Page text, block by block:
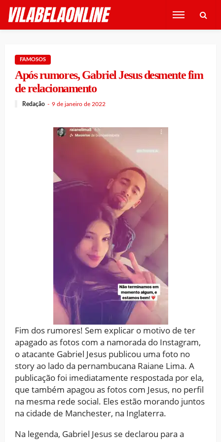
FAMOSOS
Após rumores, Gabriel Jesus desmente fim
de relacionamento
Redação 9 de janeiro de 2022
Fim dos rumores! Sem explicar o motivo de ter
apagado as fotos com a namorada do Instagram,
o atacante Gabriel Jesus publicou uma foto no
story ao lado da pernambucana Raiane Lima. A
publicação foi imediatamente respostada por ela,
que também apagou as fotos com Jesus, no perfil
na mesma rede social. Eles estão morando juntos
na cidade de Manchester, na Inglaterra.
Na legenda, Gabriel Jesus se declarou para a